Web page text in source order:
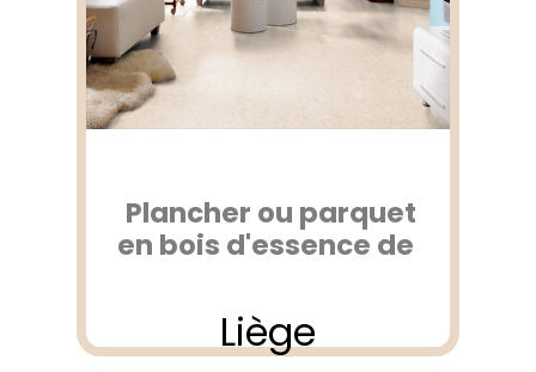
Plancher ou parquet
en bois d'essence de
Liège